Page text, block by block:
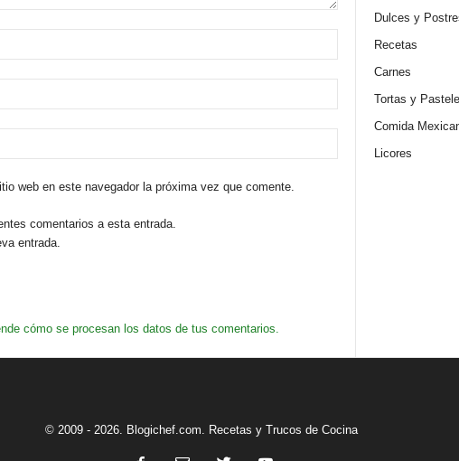
web en este navegador la próxima vez que comente.
comentarios a esta entrada.
entrada.
cómo se procesan los datos de tus comentarios.
Dulces y
Recetas
Carnes
Tortas y
Comida
Licores
© 2009 - 2026. Blogichef.com. Recetas y Trucos de Cocina